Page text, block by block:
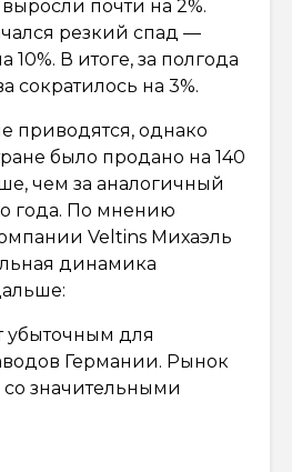
почти на 2%.
резкий спад —
В итоге, за полгода
сократилось на 3%.
приводятся, однако
было продано на 140
чем за аналогичный
года. По мнению
Veltins Михаэль
динамика
убыточным для
Германии. Рынок
со значительными